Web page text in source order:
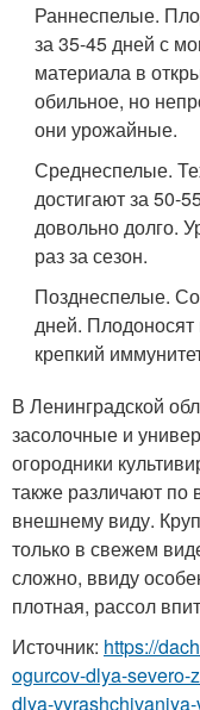
Раннеспелые.
за 35-45 дней с
материала в
обильное, но
они урожайные.
Среднеспелые.
достигают за 50-
довольно долго.
раз за сезон.
Позднеспелые.
дней. Плодоносят
крепкий
В Ленинградской
засолочные и
огородники
также различают по
внешнему виду.
только в свежем
сложно, ввиду
плотная, рассол
Источник: https://
ogurcov-dlya-severo-
dlya-